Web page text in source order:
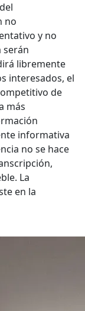
no
y no
serán
libremente
interesados, el
de
más
informativa
no se hace
La
en la